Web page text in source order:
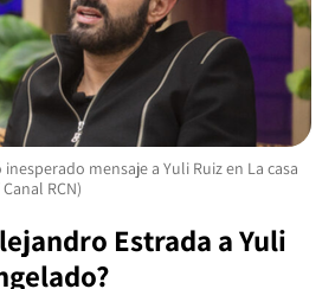
mensaje a Yuli Ruiz en La casa
RCN)
Estrada a Yuli